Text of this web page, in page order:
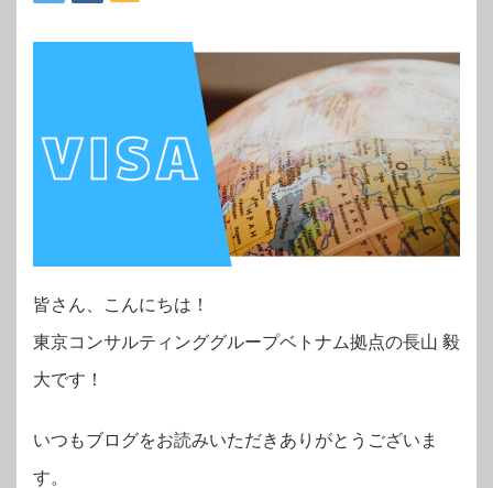
皆さん、こんにちは！
東京コンサルティンググループベトナム拠点の長山 毅
大です！
いつもブログをお読みいただきありがとうございま
す。